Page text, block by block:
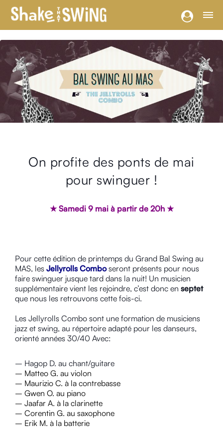
On profite des ponts de mai
pour swinguer !
★ Samedi 9 mai à partir de 20h ★
Pour cette édition de printemps du Grand Bal Swing au
MAS, les Jellyrolls Comboseront présents pour nous
faire swinguer jusque tard dans la nuit! Un musicien
supplémentaire vient les rejoindre, c’est donc en septet
que nous les retrouvons cette fois-ci.
Les Jellyrolls Combo sont une formation de musiciens
jazz et swing, au répertoire adapté pour les danseurs,
orienté années 30/40 Avec:
– Hagop D. au chant/guitare
– Matteo G. au violon
– Maurizio C. à la contrebasse
– Gwen O. au piano
– Jaafar A. à la clarinette
– Corentin G. au saxophone
– Erik M. à la batterie